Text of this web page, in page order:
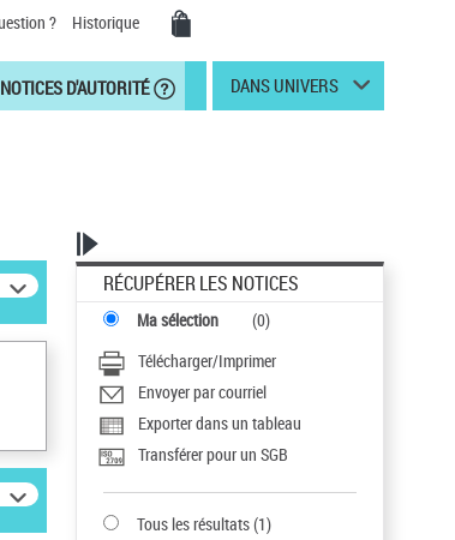
? Historique
NOTICES D'AUTORITÉ DANS UNIVERS
RÉCUPÉRER LES NOTICES
Ma sélection (0)
Télécharger/Imprimer
Envoyer par courriel
Exporter dans un tableau
Transférer pour un SGB
Tous les résultats(1)